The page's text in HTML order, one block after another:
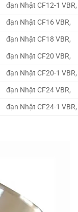
đạn Nhật CF12-1 VBR,
đạn Nhật CF16 VBR,
đạn Nhật CF18 VBR,
đạn Nhật CF20 VBR,
đạn Nhật CF20-1 VBR,
đạn Nhật CF24 VBR,
đạn Nhật CF24-1 VBR,